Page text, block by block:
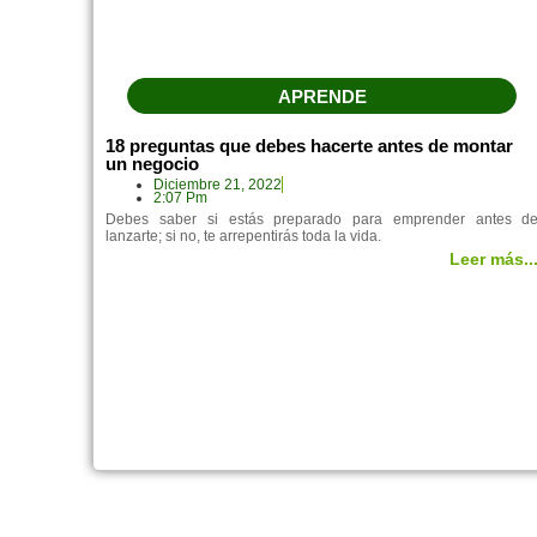
APRENDE
18 preguntas que debes hacerte antes de montar
un negocio
Diciembre 21, 2022
2:07 Pm
Debes saber si estás preparado para emprender antes
lanzarte; si no, te arrepentirás toda la vida.
Leer